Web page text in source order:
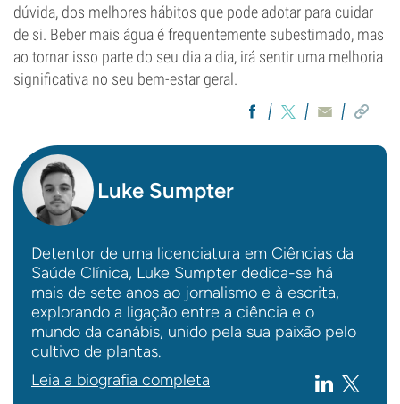
dúvida, dos melhores hábitos que pode adotar para cuidar
de si. Beber mais água é frequentemente subestimado, mas
ao tornar isso parte do seu dia a dia, irá sentir uma melhoria
significativa no seu bem-estar geral.
Luke Sumpter
Detentor de uma licenciatura em Ciências da
Saúde Clínica, Luke Sumpter dedica-se há
mais de sete anos ao jornalismo e à escrita,
explorando a ligação entre a ciência e o
mundo da canábis, unido pela sua paixão pelo
cultivo de plantas.
Leia a biografia completa